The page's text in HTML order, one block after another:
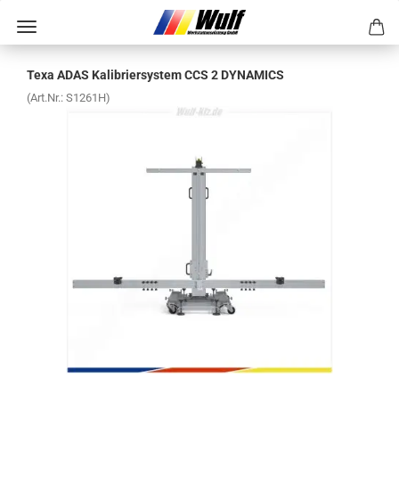
Texa ADAS Ka­li­brier­sys­tem CCS 2 DY­NA­MICS
(Art.Nr.: S1261H)